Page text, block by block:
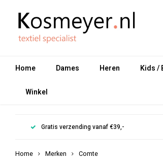
Home Dames Heren Kids /
Winkel
Gratis verzending vanaf €39,-
Home Merken Comte